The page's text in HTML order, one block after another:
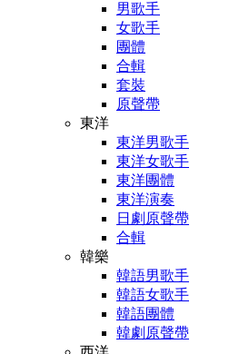
男歌手
女歌手
團體
合輯
套裝
原聲帶
東洋
東洋男歌手
東洋女歌手
東洋團體
東洋演奏
日劇原聲帶
合輯
韓樂
韓語男歌手
韓語女歌手
韓語團體
韓劇原聲帶